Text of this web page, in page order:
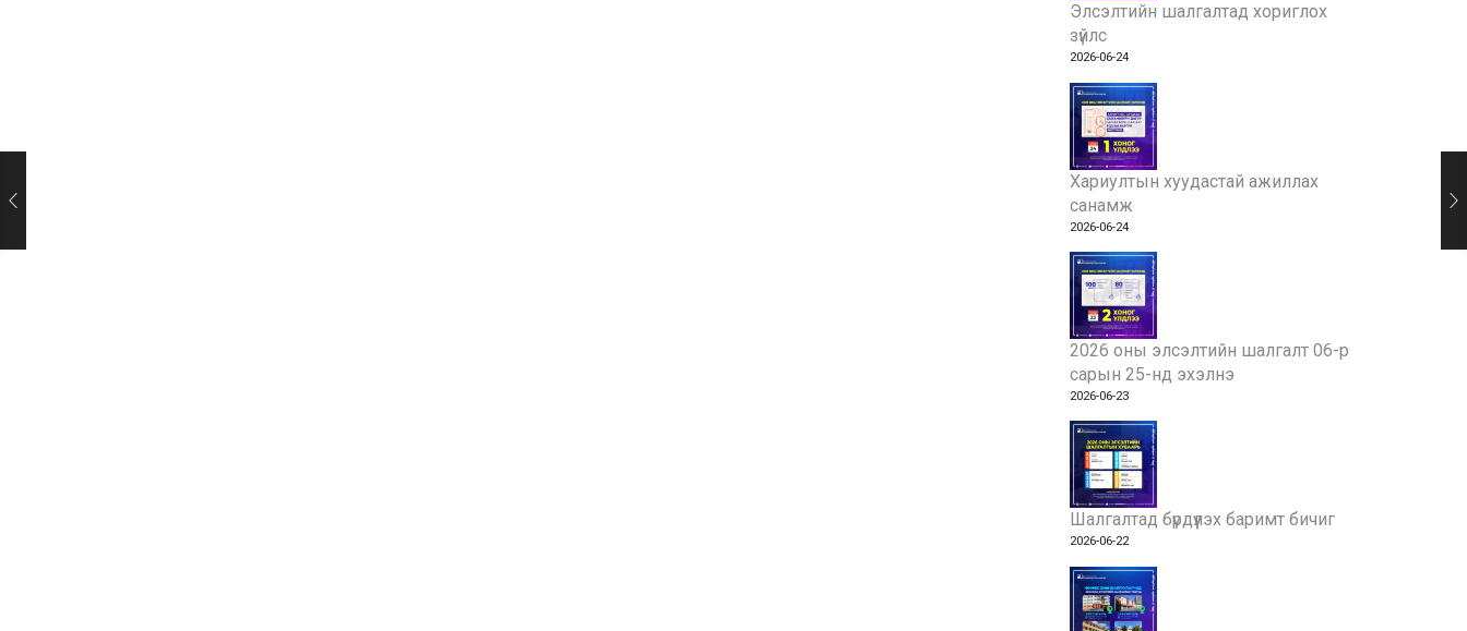
Элсэлтийн шалгалтад хориглох
зүйлс
2026-06-24
Хариултын хуудастай ажиллах
санамж
2026-06-24
2026 оны элсэлтийн шалгалт 06-р
сарын 25-нд эхэлнэ
2026-06-23
Шалгалтад бүрдүүлэх баримт бичиг
2026-06-22